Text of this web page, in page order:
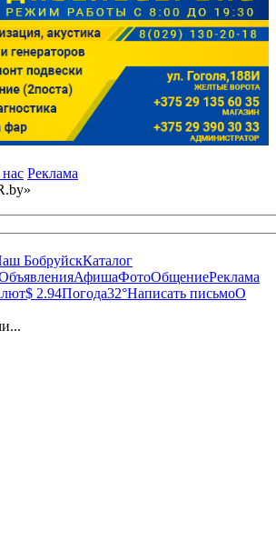
Реклама
БобруйскКаталог
АфишаФотоОбщениеРеклама
$ 2.94Погода32°Написать письмоО